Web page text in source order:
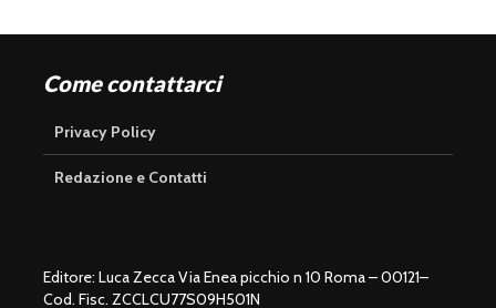
Come contattarci
Privacy Policy
Redazione e Contatti
Editore: Luca Zecca Via Enea picchio n 10 Roma – 00121–
Cod. Fisc. ZCCLCU77S09H501N